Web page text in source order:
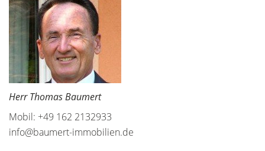
Herr Thomas Baumert
Mobil: +49 162 2132933
info@baumert-immobilien.de